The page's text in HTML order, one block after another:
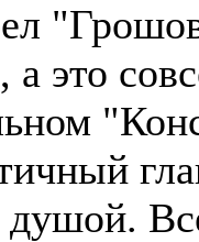
а это